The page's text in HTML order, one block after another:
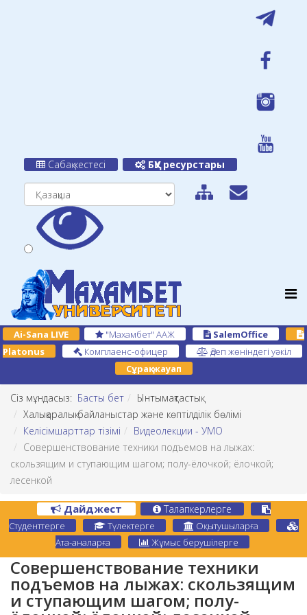
Сабақ кестесі БҚУ ресурстары
Ai-Sana LIVE "Махамбет" ААЖ
SalemOffice
Platonus
Комплаенс-офицер
Әдеп жөніндегі уәкіл
Сұрақ-жауап
Сіз мұндасыз: Басты бет
Ынтымақтастық
Халықаралық байланыстар және көптілділік бөлімі
Келісімшарттар тізімі
Видеолекции - УМО
Совершенствование техники подъемов на лыжах:
скользящим и ступающим шагом; полу-ёлочкой; ёлочкой;
лесенкой
Дайджест Талапкерлерге
Студенттерге Түлектерге
Оқытушыларға
Ата-аналарға
Жұмыс берушілерге
Совершенствование техники
подъемов на лыжах: скользящим
и ступающим шагом; полу-